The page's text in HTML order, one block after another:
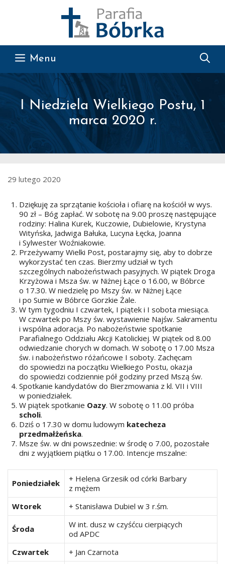
Menu
I Niedziela Wielkiego Postu, 1
marca 2020 r.
29 lutego 2020
Dziękuję za sprzątanie kościoła i ofiarę na kościół w wys.
90 zł – Bóg zapłać. W sobotę na 9.00 proszę następujące
rodziny: Halina Kurek, Kuczowie, Dubielowie, Krystyna
Wityńska, Jadwiga Bałuka, Lucyna Łęcka, Joanna
i Sylwester Woźniakowie.
Przeżywamy Wielki Post, postarajmy się, aby to dobrze
wykorzystać ten czas. Bierzmy udział w tych
szczególnych nabożeństwach pasyjnych. W piątek Droga
Krzyżowa i Msza św. w Niżnej Łące o 16.00, w Bóbrce
o 17.30. W niedzielę po Mszy św. w Niżnej Łące
i po Sumie w Bóbrce Gorzkie Żale.
W tym tygodniu I czwartek, I piątek i I sobota miesiąca.
W czwartek po Mszy św. wystawienie Najśw. Sakramentu
i wspólna adoracja. Po nabożeństwie spotkanie
Parafialnego Oddziału Akcji Katolickiej. W piątek od 8.00
odwiedzanie chorych w domach. W sobotę o 17.00 Msza
św. i nabożeństwo różańcowe I soboty. Zachęcam
do spowiedzi na początku Wielkiego Postu, okazja
do spowiedzi codziennie pół godziny przed Mszą św.
Spotkanie kandydatów do Bierzmowania z kl. VII i VIII
w poniedziałek.
W piątek spotkanie Oazy. W sobotę o 11.00 próba
scholi.
Dziś o 17.30 w domu ludowym katecheza
przedmałżeńska.
Msze św. w dni powszednie: w środę o 7.00, pozostałe
dni z wyjątkiem piątku o 17.00. Intencje mszalne:
Poniedziałek
+ Helena Grzesik od córki Barbary
z mężem
Wtorek
+ Stanisława Dubiel w 3 r.śm.
Środa
W int. dusz w czyśćcu cierpiących
od APDC
Czwartek
+ Jan Czarnota